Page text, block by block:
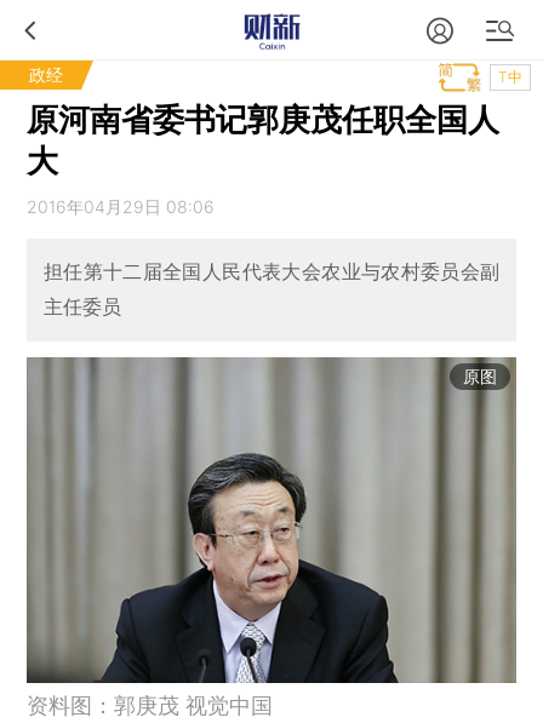
政经 T中
原河南省委书记郭庚茂任职全国人
大
2016年04月29日 08:06
担任第十二届全国人民代表大会农业与农村委员会副
主任委员
原图
资料图：郭庚茂 视觉中国